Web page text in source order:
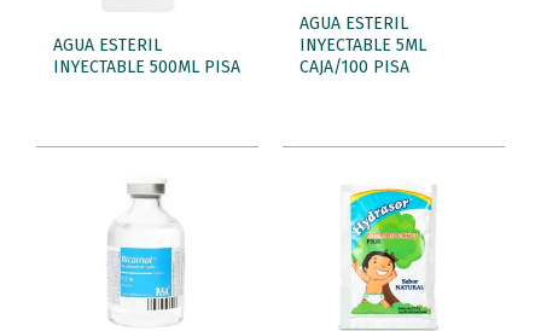
AGUA ESTERIL
INYECTABLE 500ML PISA
AGUA ESTERIL
INYECTABLE 5ML
CAJA/100 PISA